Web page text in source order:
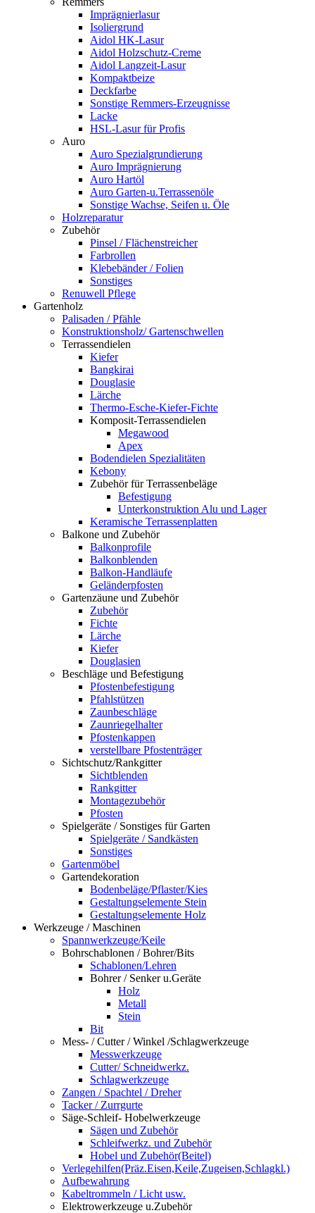
Imprägnierlasur
Isoliergrund
Aidol HK-Lasur
Aidol Holzschutz-Creme
Aidol Langzeit-Lasur
Kompaktbeize
Deckfarbe
Sonstige Remmers-Erzeugnisse
Lacke
HSL-Lasur für Profis
Auro
Auro Spezialgrundierung
Auro Imprägnierung
Auro Hartöl
Auro Garten-u.Terrassenöle
Sonstige Wachse, Seifen u. Öle
Holzreparatur
Zubehör
Pinsel / Flächenstreicher
Farbrollen
Klebebänder / Folien
Sonstiges
Renuwell Pflege
Gartenholz
Palisaden / Pfähle
Konstruktionsholz/ Gartenschwellen
Terrassendielen
Kiefer
Bangkirai
Douglasie
Lärche
Thermo-Esche-Kiefer-Fichte
Komposit-Terrassendielen
Megawood
Apex
Bodendielen Spezialitäten
Kebony
Zubehör für Terrassenbeläge
Befestigung
Unterkonstruktion Alu und Lager
Keramische Terrassenplatten
Balkone und Zubehör
Balkonprofile
Balkonblenden
Balkon-Handläufe
Geländerpfosten
Gartenzäune und Zubehör
Zubehör
Fichte
Lärche
Kiefer
Douglasien
Beschläge und Befestigung
Pfostenbefestigung
Pfahlstützen
Zaunbeschläge
Zaunriegelhalter
Pfostenkappen
verstellbare Pfostenträger
Sichtschutz/Rankgitter
Sichtblenden
Rankgitter
Montagezubehör
Pfosten
Spielgeräte / Sonstiges für Garten
Spielgeräte / Sandkästen
Sonstiges
Gartenmöbel
Gartendekoration
Bodenbeläge/Pflaster/Kies
Gestaltungselemente Stein
Gestaltungselemente Holz
Werkzeuge / Maschinen
Spannwerkzeuge/Keile
Bohrschablonen / Bohrer/Bits
Schablonen/Lehren
Bohrer / Senker u.Geräte
Holz
Metall
Stein
Bit
Mess- / Cutter / Winkel /Schlagwerkzeuge
Messwerkzeuge
Cutter/ Schneidwerkz.
Schlagwerkzeuge
Zangen / Spachtel / Dreher
Tacker / Zurrgurte
Säge-Schleif- Hobelwerkzeuge
Sägen und Zubehör
Schleifwerkz. und Zubehör
Hobel und Zubehör(Beitel)
Verlegehilfen(Präz.Eisen,Keile,Zugeisen,Schlagkl.)
Aufbewahrung
Kabeltrommeln / Licht usw.
Elektrowerkzeuge u.Zubehör